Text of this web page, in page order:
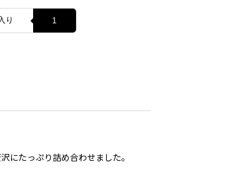
り 1
にたっぷり詰め合わせました。